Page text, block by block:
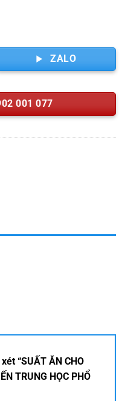
ZALO
001 077
“SUẤT ĂN CHO
TRUNG HỌC PHỔ